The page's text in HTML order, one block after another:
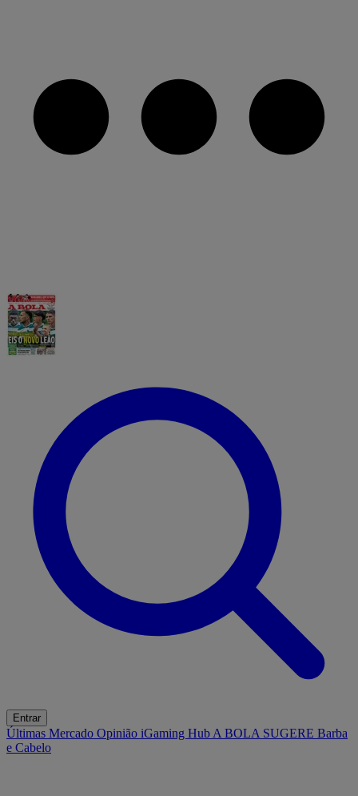
Entrar
Últimas Mercado Opinião iGaming Hub A BOLA SUGERE Barba
e Cabelo